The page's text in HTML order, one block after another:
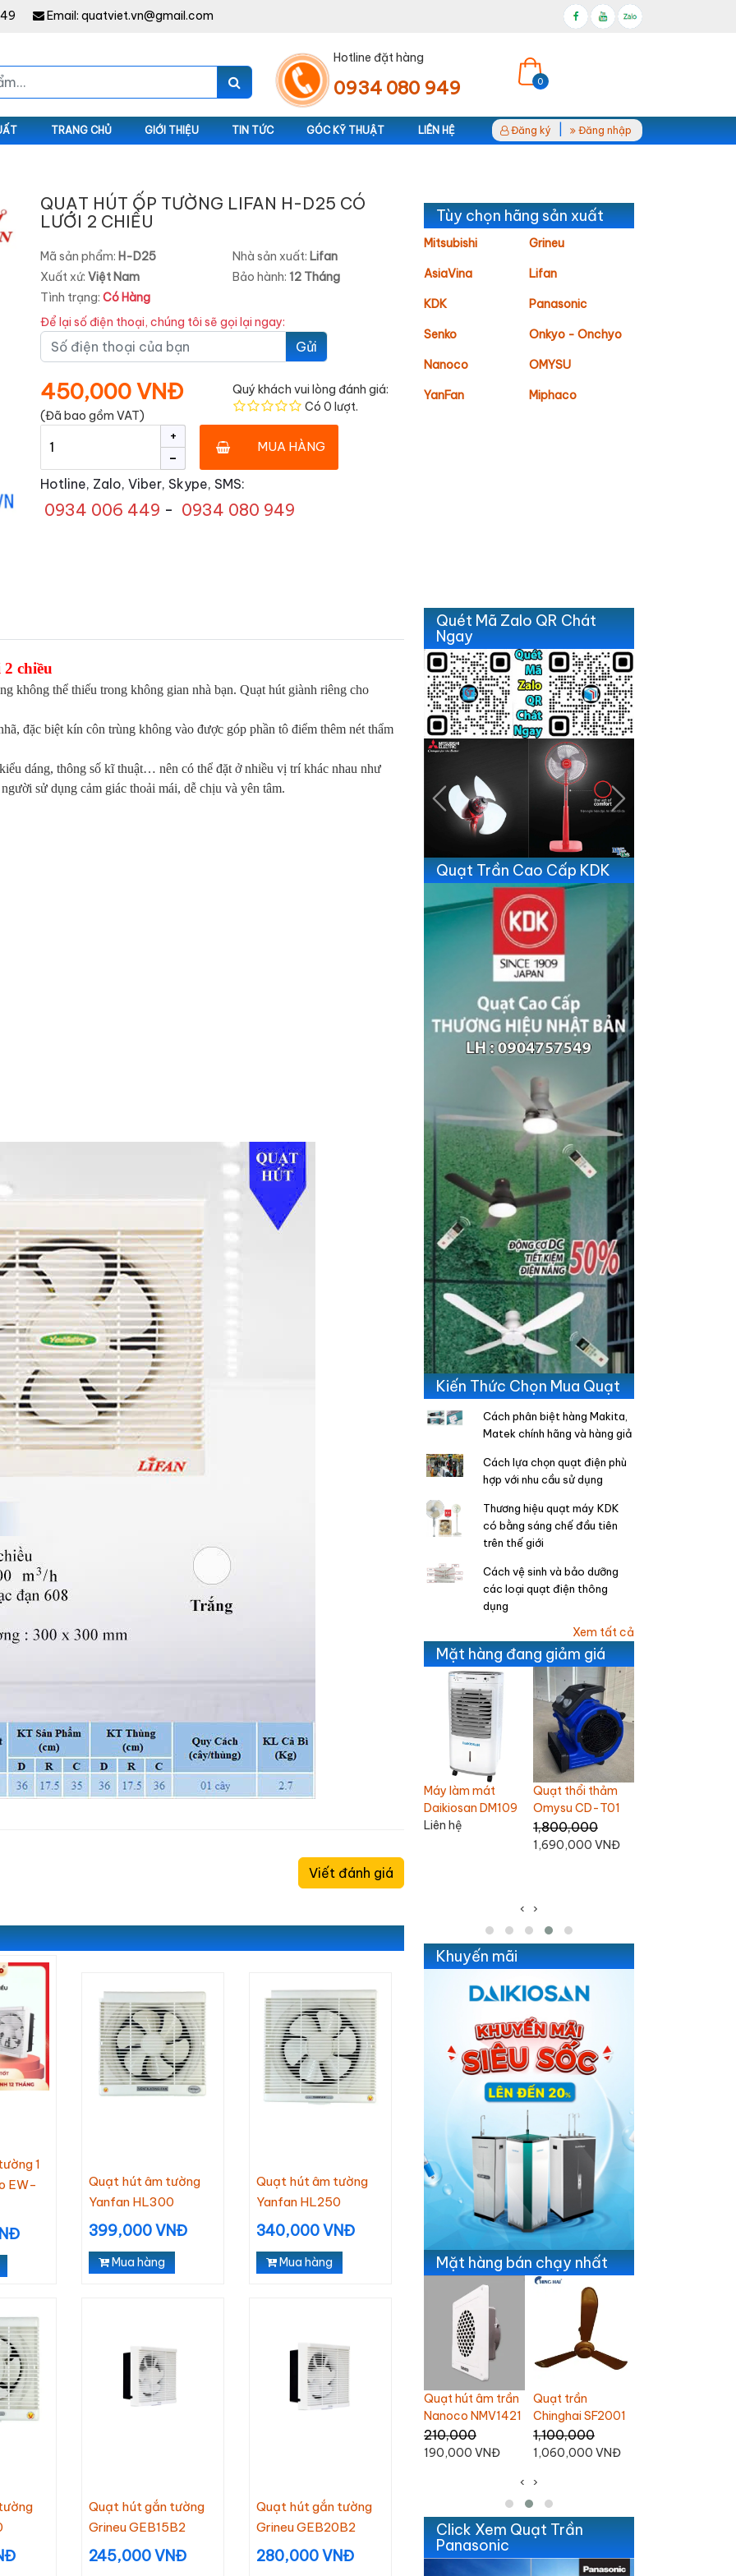
Email: quatviet.vn@gmail.com
Hotline đặt hàng
0934 080 949 0
TRANG CHỦ GIỚI THIỆU TIN TỨC GÓC KỸ THUẬT LIÊN HỆ Đăng ký Đăng nhập
QUẠT HÚT ỐP TƯỜNG LIFAN H-D25 CÓ
LƯỚI 2 CHIỀU
Mã sản phẩm: H-D25 Nhà sản xuất: Lifan
Xuất xứ:Việt Nam Bảo hành: 12 Tháng
Tình trạng:Có Hàng
Để lại số điện thoại, chúng tôi sẽ gọi lại ngay:
Gửi
450,000 VNĐ
(Đã bao gồm VAT)
Quý khách vui lòng đánh giá:
Có 0 lượt.
-
+
MUA HÀNG
Hotline, Zalo, Viber, Skype, SMS:
0934 006 449 - 0934 080 949
Tùy chọn hãng sản xuất
Mitsubishi Grineu
AsiaVina Lifan
KDK Panasonic
Senko Onkyo - Onchyo
Nanoco OMYSU
YanFan Miphaco
chiều
không thể thiếu trong không gian nhà bạn. Quạt hút giành riêng cho
đặc biệt kín côn trùng không vào được góp phần tô điểm thêm nét thẩm
dáng, thông số kĩ thuật… nên có thể đặt ở nhiều vị trí khác nhau như
sử dụng cảm giác thoải mái, dễ chịu và yên tâm.
Viết đánh giá
1
EW-
Quạt hút âm tường
Yanfan HL300
399,000 VNĐ
Mua hàng
Quạt hút âm tường
Yanfan HL250
340,000 VNĐ
Mua hàng
Quạt hút gắn tường
Grineu GEB15B2
245,000 VNĐ
Quạt hút gắn tường
Grineu GEB20B2
280,000 VNĐ
Quét Mã Zalo QR Chát
Ngay
Previous Next
Quạt Trần Cao Cấp KDK
Kiến Thức Chọn Mua Quạt
Cách phân biệt hàng Makita,
Matek chính hãng và hàng giả
Cách lựa chọn quạt điện phù
hợp với nhu cầu sử dụng
Thương hiệu quạt máy KDK
có bằng sáng chế đầu tiên
trên thế giới
Cách vệ sinh và bảo dưỡng
các loại quạt điện thông
dụng
Xem tất cả
Mặt hàng đang giảm giá
làm mát
Máy làm mát
Quạt trần
Quạt thổi thảm
Omysu CD-T01
1,800,000
Quạt bàn
Mitsubishi D16-GV
1,200,000
995,000 VNĐ
‹ ›
Khuyến mãi
Mặt hàng bán chạy nhất
trần Nanoco
NCF6031-
Ghế Massage
Quạt hút âm trần
Quạt trần
Chinghai SF2001
1,100,000
1,060,000 VNĐ
Quạt trần Nanoco
3 cánh NCF6031-
K
Liên hệ
‹ ›
Click Xem Quạt Trần
Panasonic